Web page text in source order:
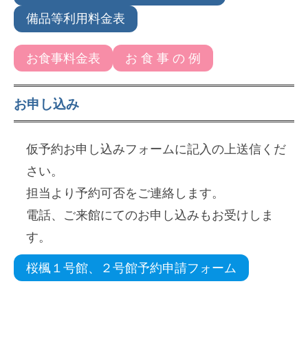
備品等利用料金表
お食事料金表 お 食 事 の 例
お申し込み
仮予約お申し込みフォームに記入の上送信くだ
さい。
担当より予約可否をご連絡します。
電話、ご来館にてのお申し込みもお受けしま
す。
桜楓１号館、２号館予約申請フォーム